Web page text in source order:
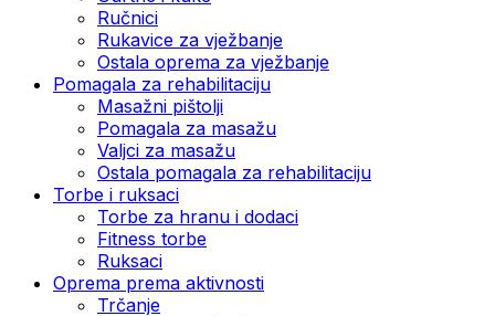
Ručnici
Rukavice za vježbanje
Ostala oprema za vježbanje
Pomagala za rehabilitaciju
Masažni pištolji
Pomagala za masažu
Valjci za masažu
Ostala pomagala za rehabilitaciju
Torbe i ruksaci
Torbe za hranu i dodaci
Fitness torbe
Ruksaci
Oprema prema aktivnosti
Trčanje